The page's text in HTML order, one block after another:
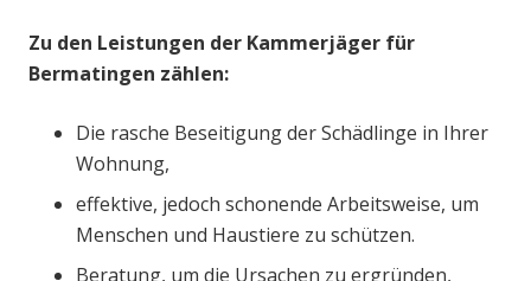
Zu den Leistungen der Kammerjäger für
Bermatingen zählen:
Die rasche Beseitigung der Schädlinge in Ihrer
Wohnung,
effektive, jedoch schonende Arbeitsweise, um
Menschen und Haustiere zu schützen.
Beratung, um die Ursachen zu ergründen,